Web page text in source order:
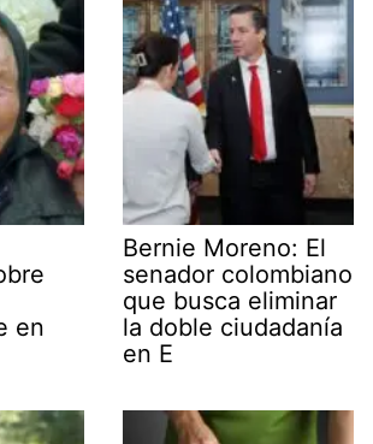
en
Bernie Moreno: El
senador colombiano
que busca eliminar
la doble ciudadanía
en E